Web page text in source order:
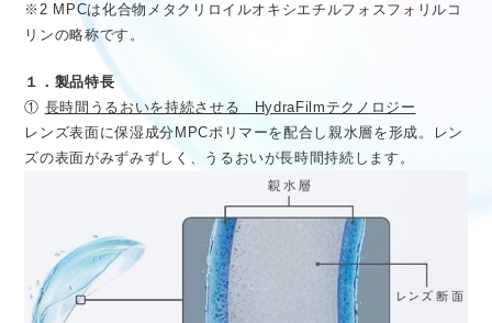
※2 MPCは化合物メタクリロイルオキシエチルフォスフォリルコ
リンの略称です。
１．製品特長
① 長時間うるおいを持続させる HydraFilmテクノロジー
レンズ表面に保湿成分MPCポリマーを配合し親水層を形成。レン
ズの表面がみずみずしく、うるおいが長時間持続します。